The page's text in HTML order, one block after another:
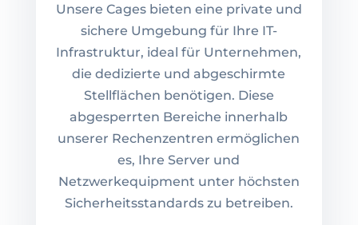
Unsere Cages bieten eine private und
sichere Umgebung für Ihre IT-
Infrastruktur, ideal für Unternehmen,
die dedizierte und abgeschirmte
Stellflächen benötigen. Diese
abgesperrten Bereiche innerhalb
unserer Rechenzentren ermöglichen
es, Ihre Server und
Netzwerkequipment unter höchsten
Sicherheitsstandards zu betreiben.